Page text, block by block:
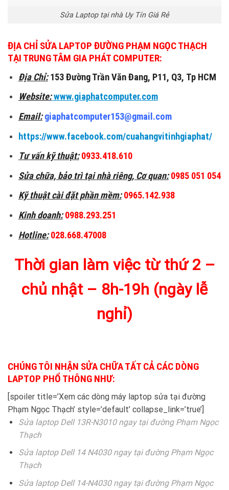
Sửa Laptop tại nhà Uy Tín Giá Rẻ
ĐỊA CHỈ SỬA LAPTOP ĐƯỜNG PHẠM NGỌC THẠCH
TẠI TRUNG TÂM GIA PHÁT COMPUTER:
Địa Chỉ:153 Đường Trần Văn Đang, P11, Q3, Tp HCM
Website:www.giaphatcomputer.com
Email: giaphatcomputer153@gmail.com
https://www.facebook.com/cuahangvitinhgiaphat/
Tư vấn kỹ thuật: 0933.418.610
Sửa chữa, bảo trì tại nhà riêng, Cơ quan: 0985 051 054
Kỹ thuật cài đặt phần mềm: 0965.142.938
Kinh doanh: 0988.293.251
Hotline: 028.668.47008
Thời gian làm việc từ thứ 2 –
chủ nhật – 8h-19h (ngày lễ
nghỉ)
CHÚNG TÔI NHẬN SỬA CHỮA TẤT CẢ CÁC DÒNG
LAPTOP PHỔ THÔNG NHƯ:
[spoiler title=’Xem các dòng máy laptop sửa tại đường
Phạm Ngọc Thạch’ style=’default’ collapse_link=’true’]
Sửa laptop Dell 13R-N3010 ngay tại đường Phạm Ngọc
Thạch
Sửa laptop Dell 14 N4030 ngay tại đường Phạm Ngọc
Thạch
Sửa laptop Dell 14-N4030 ngay tại đường Phạm Ngọc